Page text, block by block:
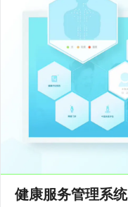
健康服务管理系统